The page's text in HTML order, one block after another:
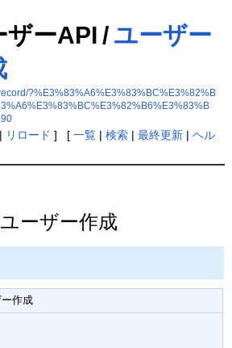
ザーAPI / ユーザー
?%E3%83%A6%E3%83%BC%E3%82%B
リロード ] [ 一覧| 検索| 最終更新| ヘル
ーザー作成
作成